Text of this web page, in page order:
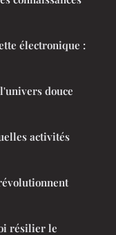
électronique :
douce
activités
résilier le